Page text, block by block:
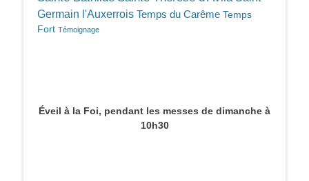
Germain l'Auxerrois Temps du Carême Temps
Fort Témoignage
Éveil à la Foi, pendant les messes de dimanche à
10h30